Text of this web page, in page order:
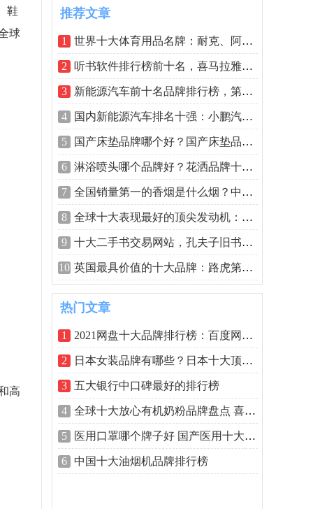
鞋
球
高
推荐文章
1 世界十大体育用品名牌：耐克、阿迪达斯
2 听书软件排行榜前十名，喜马拉雅FM排在
3 新能源汽车前十名品牌排行榜，第一名属
4 国内新能源汽车排名十强：小鹏汽车第五
5 国产床垫品牌哪个好？国产床垫品牌十大
6 淋浴喷头哪个品牌好？花洒品牌十大排名
7 全国销量第一的香烟是什么烟？中国销量
8 全球十大表现最好的顶尖发动机：福特第
9 十大二手书交易网站，孔夫子旧书网排名
10 英国最具价值的十大品牌：路虎第四，汇
热门文章
1 2021网盘十大品牌排行榜：百度网盘排第一
2 日本女装品牌有哪些？日本十大顶级女装
3 五大银行中口碑最好的排行榜
4 全球十大放心有机奶粉品牌盘点 喜宝排第
5 医用口罩哪个牌子好 国产医用十大口罩品
6 中国十大油烟机品牌排行榜